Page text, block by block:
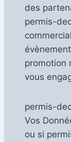
des
permis-
promotion
vous
permis-
Vos
ou si